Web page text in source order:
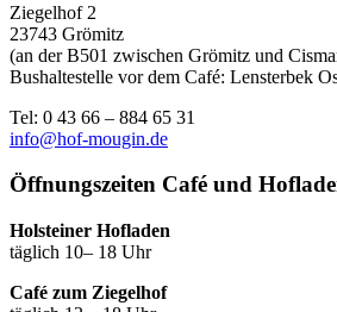
Ziegelhof 2
23743 Grömitz
(an der B501 zwischen Grömitz und
Bushaltestelle vor dem Café: Lensterbek
Tel: 0 43 66 – 884 65 31
info@hof-mougin.de
Öffnungszeiten Café und
Holsteiner Hofladen
täglich 10– 18 Uhr
Café zum Ziegelhof